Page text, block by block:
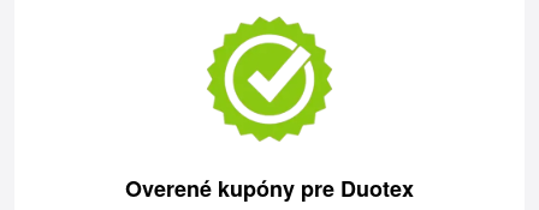
Overené kupóny pre Duotex